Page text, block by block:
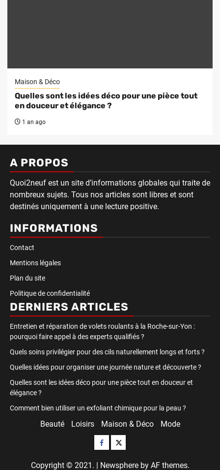
Maison & Déco
Quelles sont les idées déco pour une pièce tout
en douceur et élégance ?
1 an ago
A PROPOS
Quoi2neuf est un site d’informations globales qui traite de
nombreux sujets. Tous nos articles sont libres et sont
destinés uniquement à une lecture positive.
INFORMATIONS
Contact
Mentions légales
Plan du site
Politique de confidentialité
DERNIERS ARTICLES
Entretien et réparation de volets roulants à la Roche-sur-Yon :
pourquoi faire appel à des experts qualifiés ?
Quels soins privilégier pour des cils naturellement longs et forts ?
Quelles idées pour organiser une journée nature et découverte ?
Quelles sont les idées déco pour une pièce tout en douceur et
élégance ?
Comment bien utiliser un exfoliant chimique pour la peau ?
Beauté Loisirs Maison & Déco Mode
Facebook
Twitter
Copyright © 2021. Newsphereby AF themes.